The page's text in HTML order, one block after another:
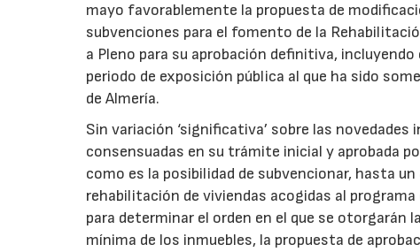
mayo favorablemente la propuesta de
subvenciones para el fomento de la
a Pleno para su aprobación definitiva,
periodo de exposición pública al que ha sido
de Almería.
Sin variación ‘significativa’ sobre las
consensuadas en su trámite inicial y aprobada
como es la posibilidad de subvencionar, hasta
rehabilitación de viviendas acogidas al
para determinar el orden en el que se otorgarán
mínima de los inmuebles, la propuesta de